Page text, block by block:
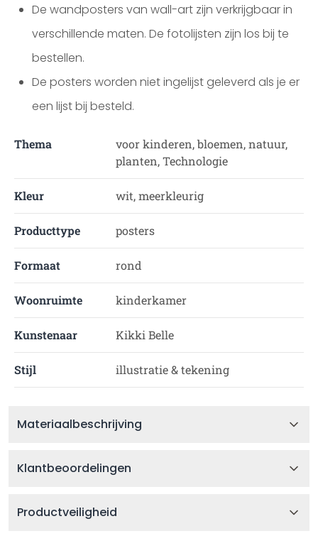
De wandposters van wall-art zijn verkrijgbaar in
verschillende maten. De fotolijsten zijn los bij te
bestellen.
De posters worden niet ingelijst geleverd als je er
een lijst bij besteld.
Thema
voor kinderen, bloemen, natuur,
planten, Technologie
Kleur wit, meerkleurig
Producttype posters
Formaat rond
Woonruimte kinderkamer
Kunstenaar Kikki Belle
Stijl illustratie & tekening
Materiaalbeschrijving
Klantbeoordelingen
Productveiligheid